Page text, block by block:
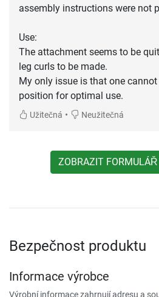
assembly instructions were not
Use:
The attachment seems to be
leg curls to be made.
My only issue is that one
position for optimal use.
Užitečná • Neužitečná
ZOBRAZIT
Bezpečnost produktu
Informace výrobce
Výrobní informace zahrnují adresu a